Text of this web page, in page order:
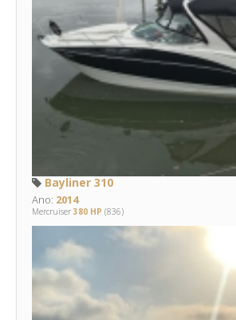
Bayliner 310
Ano: 2014
Mercruiser 380 HP (836)